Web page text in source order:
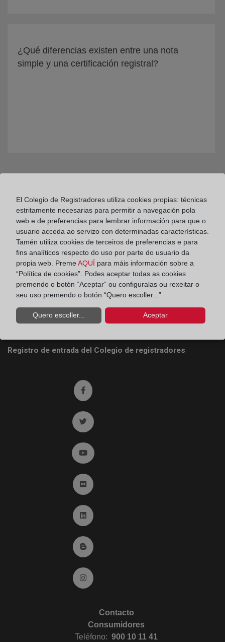
¿Qué diferencias existen entre una nota
simple y una certificación registral?
Colegio de Registradores
Príncipe de Vergara 70. 28006 Madrid
Teléfono:91 270 17 96
Fax:
91 564 11 59
Registro de entrada del Colegio de registradores
Ir a facebook (abre en ventana nueva)
Ir a twitter (abre en ventana nueva)
Ir a YouTube (abre en ventana nueva)
Ir a Flickr (abre en ventana nueva)
Ir a Linkedin (abre en ventana nueva)
Ir al Blog (abre en ventana nueva)
Ir a Instagram (abre en ventana nueva)
Contacto
Consumidores
Teléfono: 900 10 11 41
El Colegio de Registradores utiliza cookies propias: técnicas
estritamente necesarias para permitir a navegación pola
web e de preferencias para lembrar información para que o
usuario acceda ao servizo con determinadas características.
Tamén utiliza cookies de terceiros de preferencias e para
fins analíticos respecto do uso por parte do usuario da
propia web. Preme AQUÍ para máis información sobre a
“Política de cookies”. Podes aceptar todas as cookies
premendo o botón “Aceptar” ou configuralas ou rexeitar o
seu uso premendo o botón “Quero escoller...”.
Quero escoller... Aceptar